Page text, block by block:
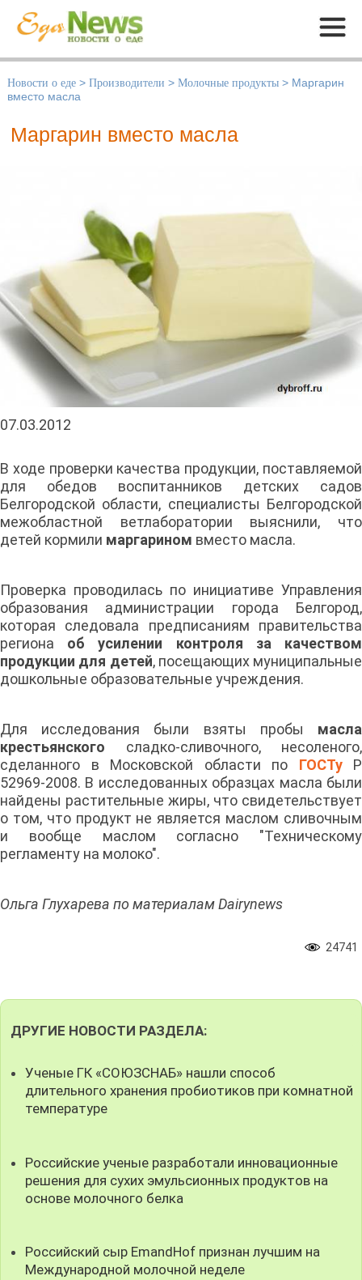
Меню
Новости о еде > Производители > Молочные продукты > Маргарин
вместо масла
Маргарин вместо масла
07.03.2012
В ходе проверки качества продукции, поставляемой
для обедов воспитанников детских садов
Белгородской области, специалисты Белгородской
межобластной ветлаборатории выяснили, что
детей кормили маргарином вместо масла.
Проверка проводилась по инициативе Управления
образования администрации города Белгород,
которая следовала предписаниям правительства
региона об усилении контроля за качеством
продукции для детей, посещающих муниципальные
дошкольные образовательные учреждения.
Для исследования были взяты пробы масла
крестьянского сладко-сливочного, несоленого,
сделанного в Московской области по ГОСТуР
52969-2008. В исследованных образцах масла были
найдены растительные жиры, что свидетельствует
о том, что продукт не является маслом сливочным
и вообще маслом согласно "Техническому
регламенту на молоко".
Ольга Глухарева по материалам Dairynews
24741
ДРУГИЕ НОВОСТИ РАЗДЕЛА:
Ученые ГК «СОЮЗСНАБ» нашли способ
длительного хранения пробиотиков при комнатной
температуре
Российские ученые разработали инновационные
решения для сухих эмульсионных продуктов на
основе молочного белка
Российский сыр EmandHof признан лучшим на
Международной молочной неделе